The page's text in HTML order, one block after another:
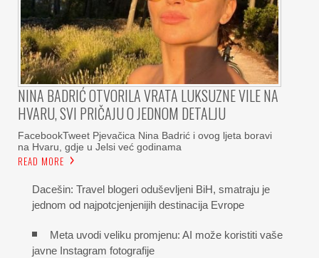
NINA BADRIĆ OTVORILA VRATA LUKSUZNE VILE NA
HVARU, SVI PRIČAJU O JEDNOM DETALJU
FacebookTweet Pjevačica Nina Badrić i ovog ljeta boravi
na Hvaru, gdje u Jelsi već godinama
READ MORE
Dacešin: Travel blogeri oduševljeni BiH, smatraju je
jednom od najpotcjenjenijih destinacija Evrope
Meta uvodi veliku promjenu: AI može koristiti vaše
javne Instagram fotografije